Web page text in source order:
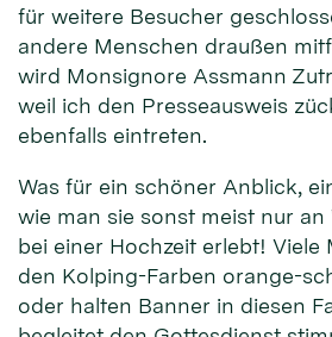
für weitere Besucher
andere Menschen draußen
wird Monsignore Assmann
weil ich den Presseausweis
ebenfalls eintreten.
Was für ein schöner Anblick,
wie man sie sonst meist nur
bei einer Hochzeit erlebt! Viele
den Kolping-Farben orange-
oder halten Banner in diesen